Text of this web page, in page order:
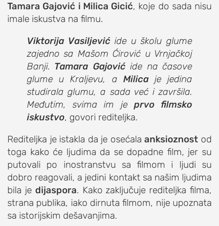
Tamara Gajović i Milica Gicić, koje do sada nisu
imale iskustva na filmu.
Viktorija Vasiljevićide u školu glume
zajedno sa Mašom Ćirović u Vrnjačkoj
Banji. Tamara Gajovićide na časove
glume u Kraljevu, a Milicaje jedina
studirala glumu, a sada već i završila.
Međutim, svima im jeprvo filmsko
iskustvo, govori rediteljka.
Rediteljka je istakla da je osećalaanksioznost od
toga kako će ljudima da se dopadne film, jer su
putovali po inostranstvu sa filmom i ljudi su
dobro reagovali, a jedini kontakt sa našim ljudima
bila je dijaspora. Kako zaključuje rediteljka filma,
strana publika, iako dirnuta filmom, nije upoznata
sa istorijskim dešavanjima.